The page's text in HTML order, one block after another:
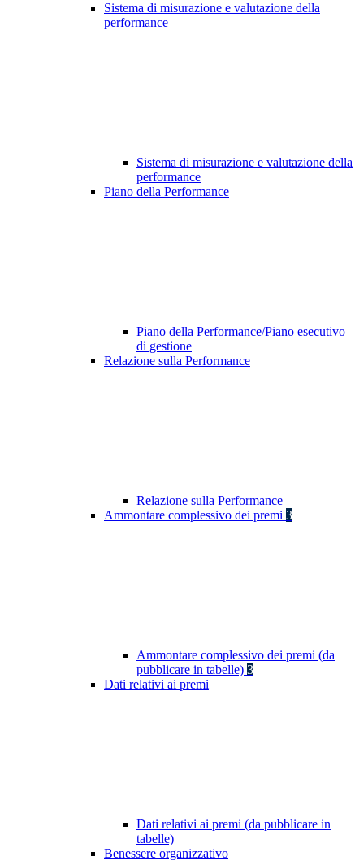
Sistema di misurazione e valutazione della
performance
Sistema di misurazione e valutazione della
performance
Piano della Performance
Piano della Performance/Piano esecutivo
di gestione
Relazione sulla Performance
Relazione sulla Performance
Ammontare complessivo dei premi 3
Ammontare complessivo dei premi (da
pubblicare in tabelle) 3
Dati relativi ai premi
Dati relativi ai premi (da pubblicare in
tabelle)
Benessere organizzativo